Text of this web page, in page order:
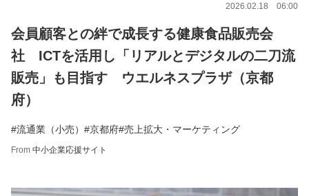
2026.02.18 06:00
会員顧客との絆で成長する健康食品販売会
社 ICTを活用し「リアルとデジタルの二刀流
販売」も目指す ウエルネスプラザ（京都
府）
#流通業（小売） #京都府#売上拡大・マーケティング
From 中小企業応援サイト